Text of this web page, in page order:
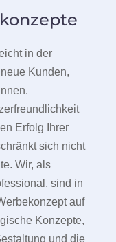
in der
Kunden,
Erfolg Ihrer
sich nicht
Wir, als
sind in
auf
Konzepte,
und die